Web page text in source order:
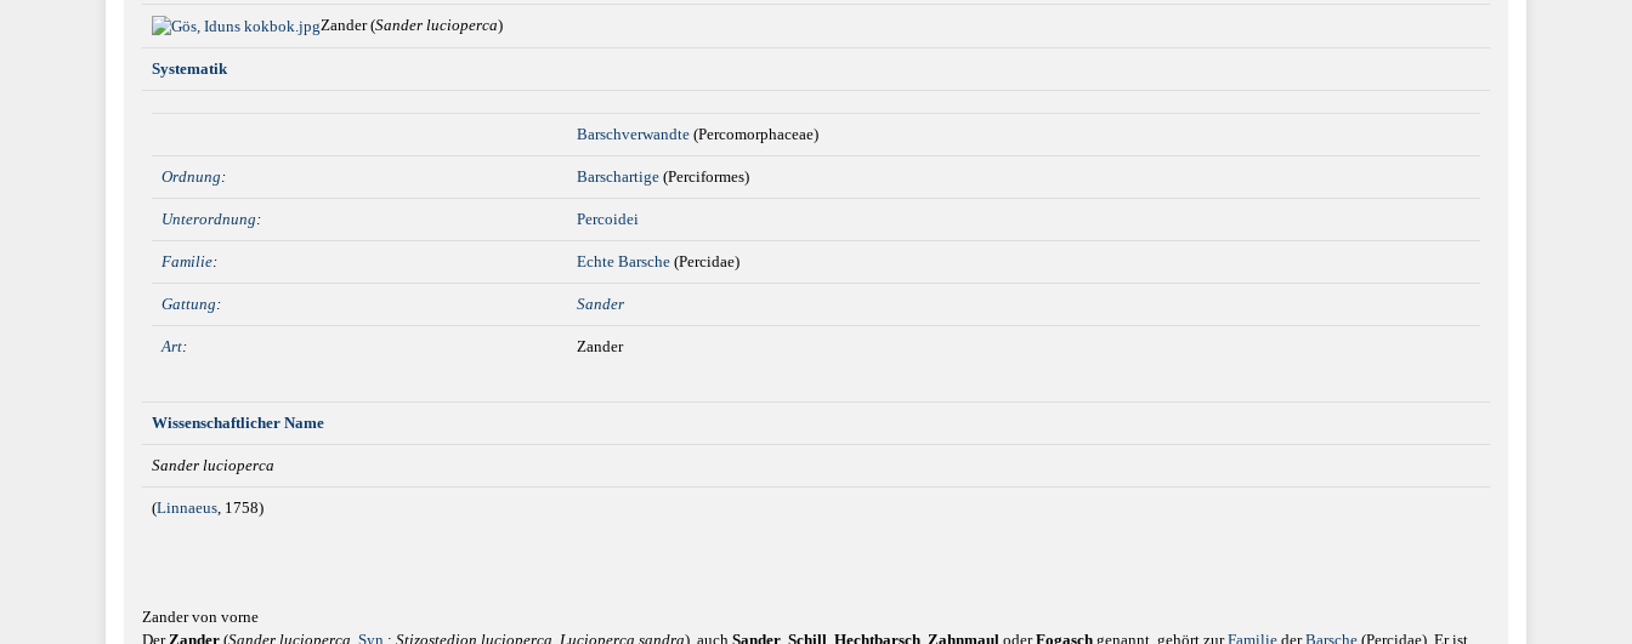
Zander (Sander lucioperca)
Systematik
Barschverwandte (Percomorphaceae)
Ordnung : Barschartige (Perciformes)
Unterordnung : Percoidei
Familie: Echte Barsche (Percidae)
Gattung : Sander
Art: Zander
Wissenschaftlicher Name
Sander lucioperca
(Linnaeus , 1758)
Zander von vorne
DerZander (Sander lucioperca, Syn.: Stizostedion lucioperca, Lucioperca sandra), auch Sander, Schill, Hechtbarsch, Zahnmaul oderFogasch genannt, gehört zurFamilie derBarsche (Percidae). Er ist